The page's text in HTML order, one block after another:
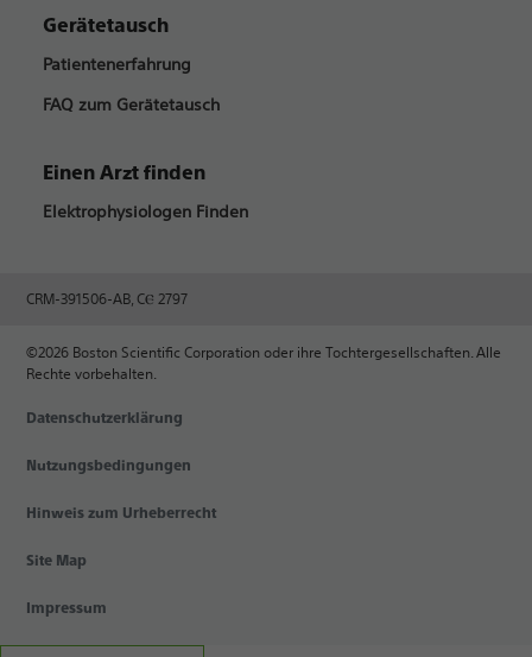
Gerätetausch
Patientenerfahrung
FAQ zum Gerätetausch
Einen Arzt finden
Elektrophysiologen Finden
CRM-391506-AB, CⲈ 2797
©2026 Boston Scientific Corporation oder ihre Tochtergesellschaften. Alle
Rechte vorbehalten.
Datenschutzerklärung
Nutzungsbedingungen
Hinweis zum Urheberrecht
Site Map
Impressum